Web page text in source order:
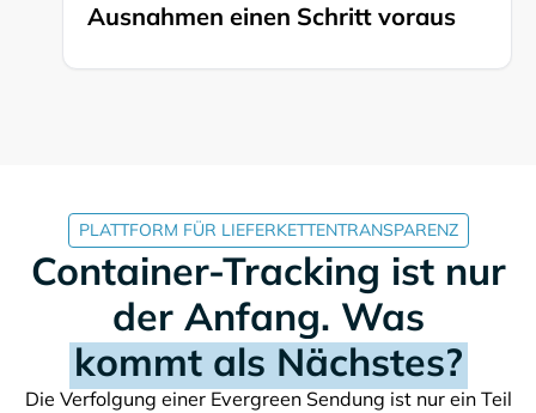
Ausnahmen einen Schritt voraus
PLATTFORM FÜR LIEFERKETTENTRANSPARENZ
Container-Tracking ist nur
der Anfang. Was
kommt als Nächstes?
Die Verfolgung einer
Sendung ist nur ein Teil